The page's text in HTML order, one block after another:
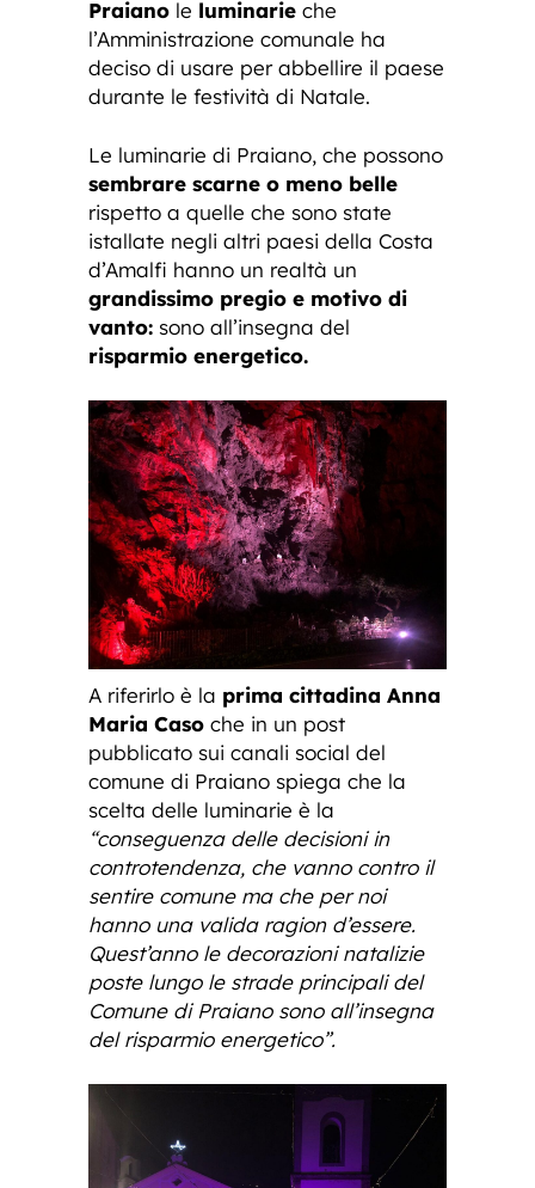
Praiano le luminarie che
l’Amministrazione comunale ha
deciso di usare per abbellire il paese
durante le festività di Natale.
Le luminarie di Praiano, che possono
sembrare scarne o meno belle
rispetto a quelle che sono state
istallate negli altri paesi della Costa
d’Amalfi hanno un realtà un
grandissimo pregio e motivo di
vanto: sono all’insegna del
risparmio energetico.
A riferirlo è la prima cittadina Anna
Maria Caso che in un post
pubblicato sui canali social del
comune di Praiano spiega che la
scelta delle luminarie è la
“conseguenza delle decisioni in
controtendenza, che vanno contro il
sentire comune ma che per noi
hanno una valida ragion d’essere.
Quest’anno le decorazioni natalizie
poste lungo le strade principali del
Comune di Praiano sono all’insegna
del risparmio energetico”.